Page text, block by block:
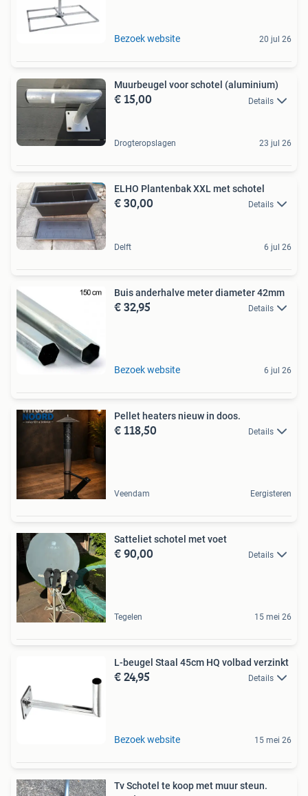
Bezoek website 20 jul 26
Muurbeugel voor schotel (aluminium)
€ 15,00 Details
Drogteropslagen 23 jul 26
ELHO Plantenbak XXL met schotel
€ 30,00 Details
Delft 6 jul 26
Buis anderhalve meter diameter 42mm
€ 32,95 Details
Bezoek website 6 jul 26
Pellet heaters nieuw in doos.
€ 118,50 Details
Veendam Eergisteren
Satteliet schotel met voet
€ 90,00 Details
Tegelen 15 mei 26
L-beugel Staal 45cm HQ volbad verzinkt
€ 24,95 Details
Bezoek website 15 mei 26
Tv Schotel te koop met muur steun.